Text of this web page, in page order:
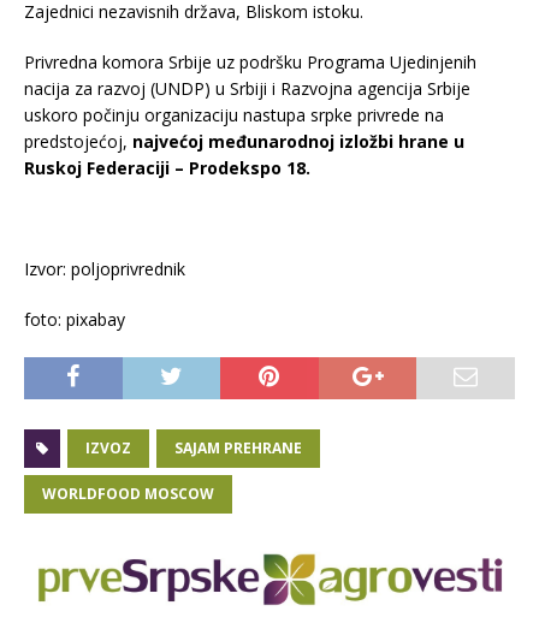
Zajednici nezavisnih država, Bliskom istoku.
Privredna komora Srbije uz podršku Programa Ujedinjenih
nacija za razvoj (UNDP) u Srbiji i Razvojna agencija Srbije
uskoro počinju organizaciju nastupa srpke privrede na
predstojećoj, najvećoj međunarodnoj izložbi hrane u
Ruskoj Federaciji – Prodekspo 18.
Izvor: poljoprivrednik
foto: pixabay
IZVOZ SAJAM PREHRANE
WORLDFOOD MOSCOW